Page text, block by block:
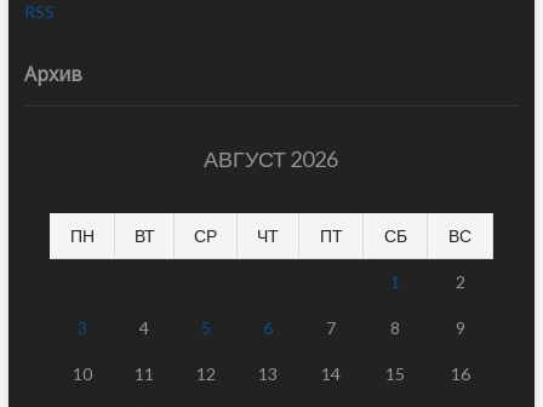
RSS
Архив
АВГУСТ 2026
ПН ВТ СР ЧТ ПТ СБ ВС
1 2
3 4 5 6 7 8 9
10 11 12 13 14 15 16